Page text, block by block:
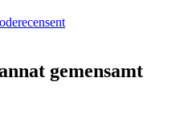
gemensamt